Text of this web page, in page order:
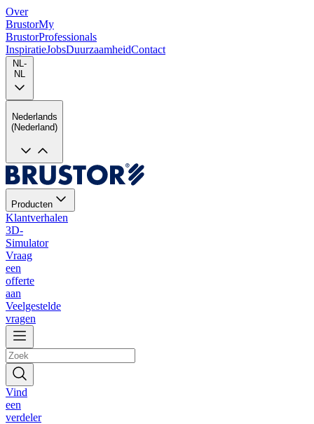
Over
BrustorMy
BrustorProfessionals
InspiratieJobsDuurzaamheidContact
NL-
NL
Nederlands
(Nederland)
Producten
Klantverhalen
3D-
Simulator
Vraag
een
offerte
aan
Veelgestelde
vragen
Vind
een
verdeler